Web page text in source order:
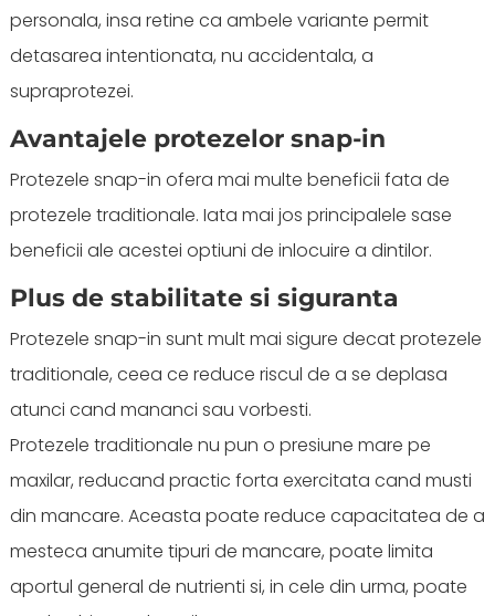
personala, insa retine ca ambele variante permit
detasarea intentionata, nu accidentala, a
supraprotezei.
Avantajele protezelor snap-in
Protezele snap-in ofera mai multe beneficii fata de
protezele traditionale. Iata mai jos principalele sase
beneficii ale acestei optiuni de inlocuire a dintilor.
Plus de stabilitate si siguranta
Protezele snap-in sunt mult mai sigure decat protezele
traditionale, ceea ce reduce riscul de a se deplasa
atunci cand mananci sau vorbesti.
Protezele traditionale nu pun o presiune mare pe
maxilar, reducand practic forta exercitata cand musti
din mancare. Aceasta poate reduce capacitatea de a
mesteca anumite tipuri de mancare, poate limita
aportul general de nutrienti si, in cele din urma, poate